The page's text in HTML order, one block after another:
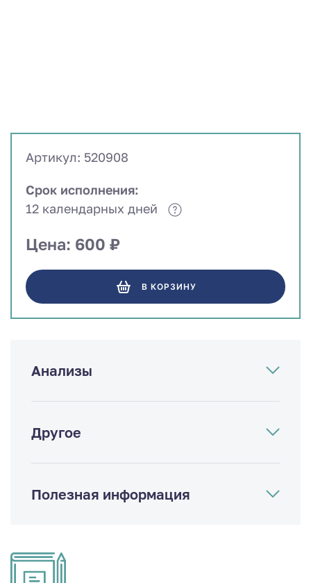
Анализы
Другое
Полезная информация
Артикул: 520908
Срок исполнения:
12 календарных дней
Цена: 600 ₽
В КОРЗИНУ